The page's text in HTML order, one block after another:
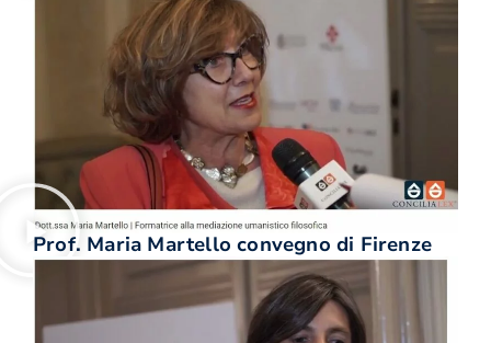
Prof. Maria Martello convegno di Firenze